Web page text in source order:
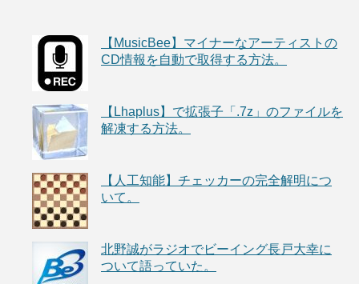
【MusicBee】マイナーなアーティストの
CD情報を自動で取得する方法。
【Lhaplus】で拡張子「.7z」のファイルを
解凍する方法。
【人工知能】チェッカーの完全解明につ
いて。
北野誠がラジオでビーイング長戸大幸に
ついて語っていた。